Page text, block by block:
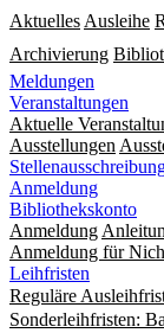
Aktuelles Ausleihe
Archivierung
Meldungen
Veranstaltungen
Aktuelle
Ausstellungen
Anmeldung
Bibliothekskonto
Anmeldung
Anmeldung für
Leihfristen
Reguläre
Sonderleihfristen: